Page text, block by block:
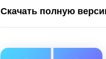
Скачать полную